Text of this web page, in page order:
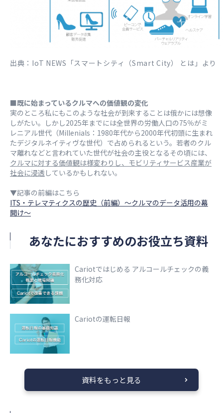
出典：IoT NEWS「スマートシティ（Smart City） とは」より
■既に始まっているクルマへの価値観の変化
実のところ私にもこのような社会が到来することは俄かには想像
しがたい。しかし2025年までには全世界の労働人口の75％がミ
レニアル世代（Millenials：1980年代から2000年代初頭に生まれ
たデジタルネイティヴな世代）で占められるという。若者のクル
マ離れなどと言われていた世代が社会の主役となるその頃には、
クルマに対する価値観は様変わりし、モビリティサービス産業が
社会に浸透しているかもしれない。
▼記事の前編はこちら
ITS・テレマティクスの歴史（前編）〜クルマのデータ活用の幕
開け〜
あなたにおすすめのお役立ち資料
Cariotではじめる アルコールチェックの義
務化対応
Cariotの運転日報
資料をもっと見る